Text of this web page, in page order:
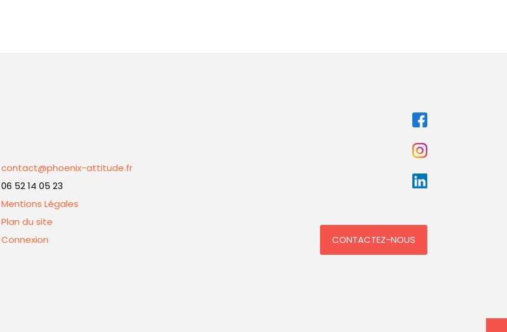
contact@phoenix-attitude.fr
06 52 14 05 23
Mentions Légales
Plan du site
Connexion
CONTACTEZ-NOUS